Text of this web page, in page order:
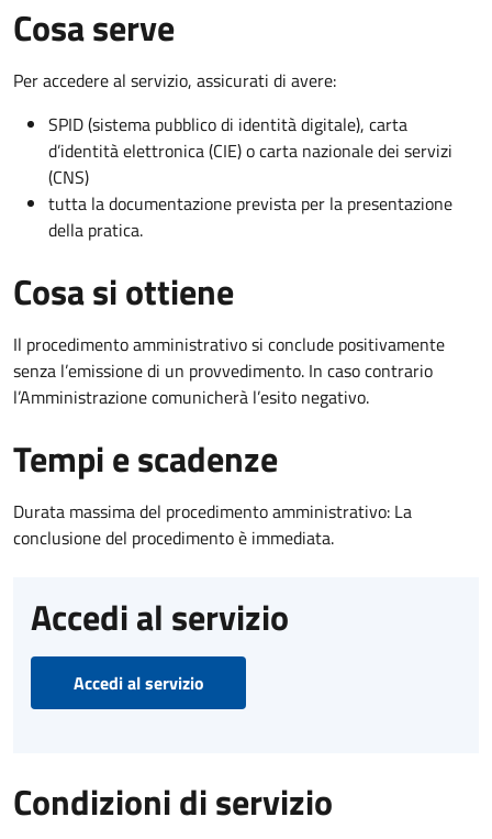
Cosa serve
Per accedere al servizio, assicurati di avere:
SPID (sistema pubblico di identità digitale), carta
d’identità elettronica (CIE) o carta nazionale dei servizi
(CNS)
tutta la documentazione prevista per la presentazione
della pratica.
Cosa si ottiene
Il procedimento amministrativo si conclude positivamente
senza l’emissione di un provvedimento. In caso contrario
l’Amministrazione comunicherà l’esito negativo.
Tempi e scadenze
Durata massima del procedimento amministrativo: La
conclusione del procedimento è immediata.
Accedi al servizio
Accedi al servizio
Condizioni di servizio